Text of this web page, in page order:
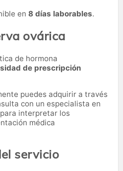
en 8 días laborables.
ovárica
de hormona
de prescripción
puedes adquirir a través
con un especialista en
interpretar los
médica
servicio